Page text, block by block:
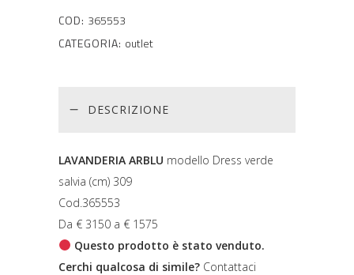
COD: 365553
CATEGORIA: outlet
DESCRIZIONE
LAVANDERIA ARBLU modello Dress verde
salvia (cm) 309
Cod.365553
Da € 3150 a € 1575
Questo prodotto è stato venduto.
Cerchi qualcosa di simile? Contattaci